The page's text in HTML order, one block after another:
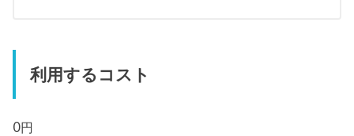
利用するコスト
0円